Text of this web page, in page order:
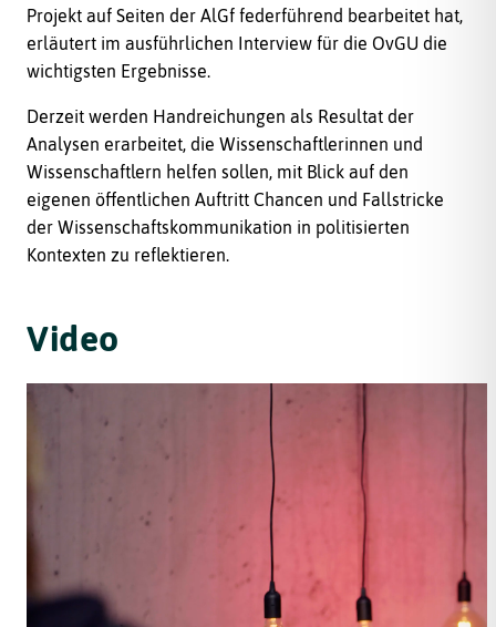
Projekt auf Seiten der AlGf federführend bearbeitet hat,
erläutert im ausführlichen Interview für die OvGU die
wichtigsten Ergebnisse.
Derzeit werden Handreichungen als Resultat der
Analysen erarbeitet, die Wissenschaftlerinnen und
Wissenschaftlern helfen sollen, mit Blick auf den
eigenen öffentlichen Auftritt Chancen und Fallstricke
der Wissenschaftskommunikation in politisierten
Kontexten zu reflektieren.
Video